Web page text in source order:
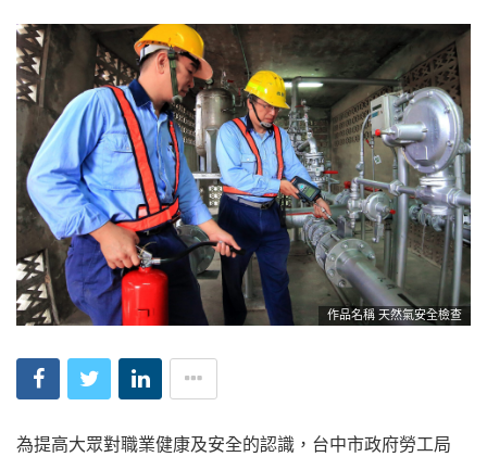
作品名稱 天然氣安全檢查
為提高大眾對職業健康及安全的認識，台中市政府勞工局